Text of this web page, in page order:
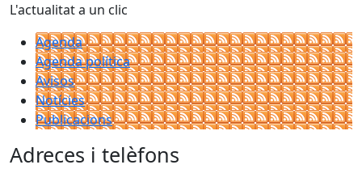
L'actualitat a un clic
Agenda
Agenda política
Avisos
Notícies
Publicacions
Adreces i telèfons